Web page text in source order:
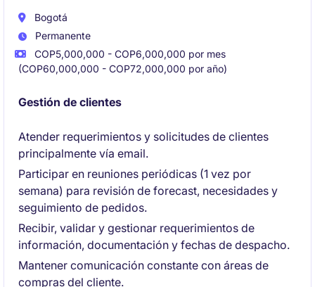
Bogotá
Permanente
COP5,000,000 - COP6,000,000 por mes
(COP60,000,000 - COP72,000,000 por año)
Gestión de clientes
Atender requerimientos y solicitudes de clientes
principalmente vía email.
Participar en reuniones periódicas (1 vez por
semana) para revisión de forecast, necesidades y
seguimiento de pedidos.
Recibir, validar y gestionar requerimientos de
información, documentación y fechas de despacho.
Mantener comunicación constante con áreas de
compras del cliente.